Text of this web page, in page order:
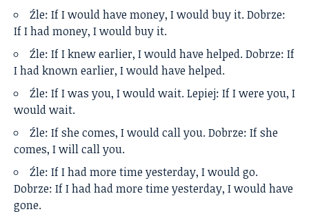
Źle: If I would have money, I would buy it. Dobrze:
If I had money, I would buy it.
Źle: If I knew earlier, I would have helped. Dobrze: If
I had known earlier, I would have helped.
Źle: If I was you, I would wait. Lepiej: If I were you, I
would wait.
Źle: If she comes, I would call you. Dobrze: If she
comes, I will call you.
Źle: If I had more time yesterday, I would go.
Dobrze: If I had had more time yesterday, I would have
gone.